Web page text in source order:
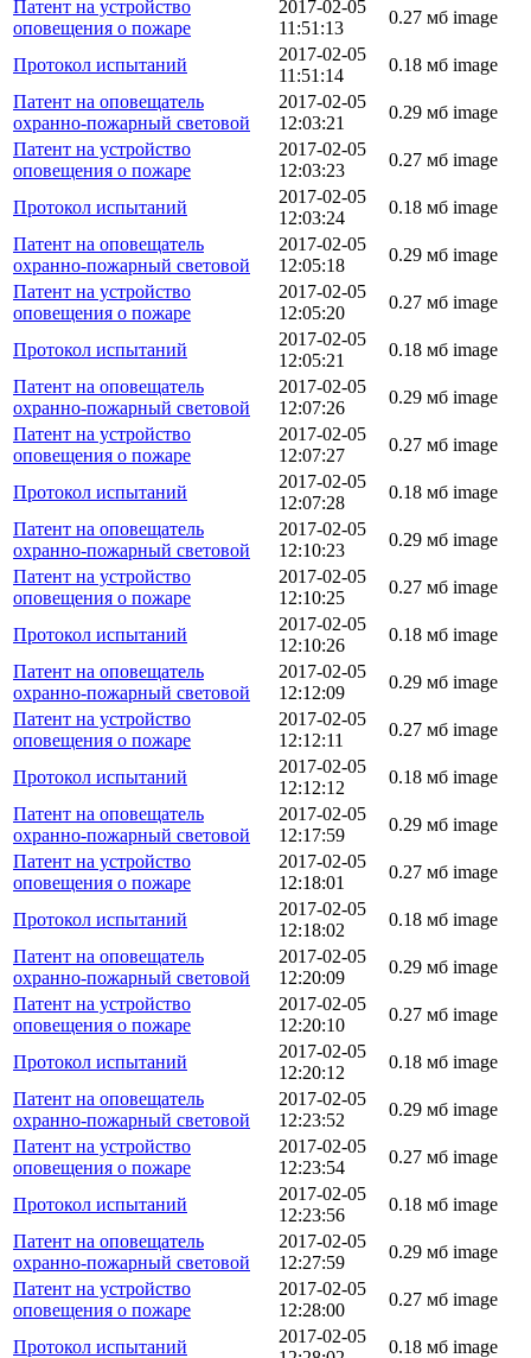
Патент на устройство
оповещения о пожаре
2017-02-05
11:51:13
0.27 мб image
Протокол испытаний
2017-02-05
11:51:14
0.18 мб image
Патент на оповещатель
охранно-пожарный световой
2017-02-05
12:03:21
0.29 мб image
Патент на устройство
оповещения о пожаре
2017-02-05
12:03:23
0.27 мб image
Протокол испытаний
2017-02-05
12:03:24
0.18 мб image
Патент на оповещатель
охранно-пожарный световой
2017-02-05
12:05:18
0.29 мб image
Патент на устройство
оповещения о пожаре
2017-02-05
12:05:20
0.27 мб image
Протокол испытаний
2017-02-05
12:05:21
0.18 мб image
Патент на оповещатель
охранно-пожарный световой
2017-02-05
12:07:26
0.29 мб image
Патент на устройство
оповещения о пожаре
2017-02-05
12:07:27
0.27 мб image
Протокол испытаний
2017-02-05
12:07:28
0.18 мб image
Патент на оповещатель
охранно-пожарный световой
2017-02-05
12:10:23
0.29 мб image
Патент на устройство
оповещения о пожаре
2017-02-05
12:10:25
0.27 мб image
Протокол испытаний
2017-02-05
12:10:26
0.18 мб image
Патент на оповещатель
охранно-пожарный световой
2017-02-05
12:12:09
0.29 мб image
Патент на устройство
оповещения о пожаре
2017-02-05
12:12:11
0.27 мб image
Протокол испытаний
2017-02-05
12:12:12
0.18 мб image
Патент на оповещатель
охранно-пожарный световой
2017-02-05
12:17:59
0.29 мб image
Патент на устройство
оповещения о пожаре
2017-02-05
12:18:01
0.27 мб image
Протокол испытаний
2017-02-05
12:18:02
0.18 мб image
Патент на оповещатель
охранно-пожарный световой
2017-02-05
12:20:09
0.29 мб image
Патент на устройство
оповещения о пожаре
2017-02-05
12:20:10
0.27 мб image
Протокол испытаний
2017-02-05
12:20:12
0.18 мб image
Патент на оповещатель
охранно-пожарный световой
2017-02-05
12:23:52
0.29 мб image
Патент на устройство
оповещения о пожаре
2017-02-05
12:23:54
0.27 мб image
Протокол испытаний
2017-02-05
12:23:56
0.18 мб image
Патент на оповещатель
охранно-пожарный световой
2017-02-05
12:27:59
0.29 мб image
Патент на устройство
оповещения о пожаре
2017-02-05
12:28:00
0.27 мб image
Протокол испытаний
2017-02-05
0.18 мб image